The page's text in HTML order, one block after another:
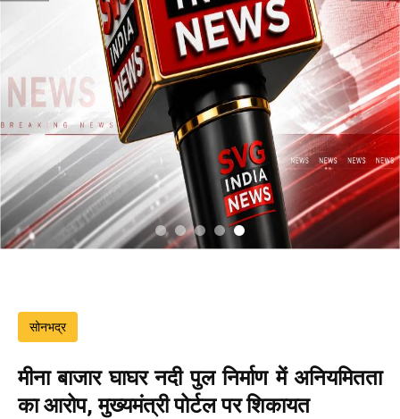
सोनभद्र
मीना बाजार घाघर नदी पुल निर्माण में अनियमितता
का आरोप, मुख्यमंत्री पोर्टल पर शिकायत